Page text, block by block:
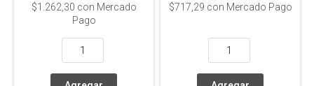
$1.262,30 con Mercado
Pago
$717,29 con Mercado Pago